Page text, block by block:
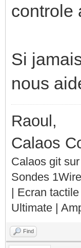
controle
Si
nous
Raoul,
Calaos
Calaos git
Sondes
| Ecran
Ultimate |
Find